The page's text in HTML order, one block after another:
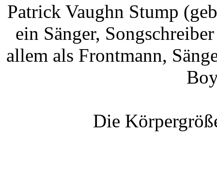
Patrick Vaughn Stump
ein Sänger,
allem als Frontmann,
Die